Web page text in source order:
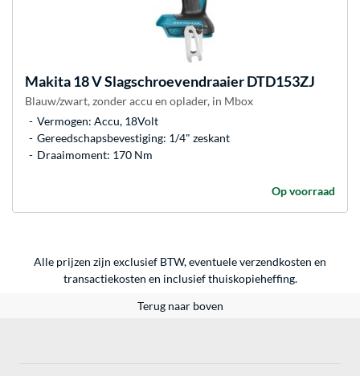
Makita18 V Slagschroevendraaier DTD153ZJ
Blauw/zwart, zonder accu en oplader, in Mbox
Vermogen: Accu, 18Volt
Gereedschapsbevestiging: 1/4" zeskant
Draaimoment: 170 Nm
Op voorraad
Alle prijzen zijn exclusief BTW, eventuele verzendkosten en
transactiekosten en inclusief thuiskopieheffing.
Terug naar boven